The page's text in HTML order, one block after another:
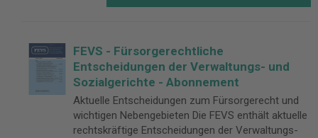
FEVS - Fürsorgerechtliche
Entscheidungen der Verwaltungs- und
Sozialgerichte - Abonnement
Aktuelle Entscheidungen zum Fürsorgerecht und
wichtigen Nebengebieten Die FEVS enthält aktuelle
rechtskräftige Entscheidungen der Verwaltungs-